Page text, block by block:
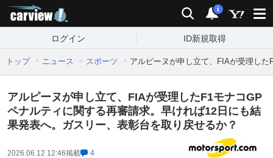
検索 通知
i
ログイン ID新規取得
トップ ニュース スポーツ アルピーヌが申し立て、FIAが受理し
アルピーヌが申し立て、FIAが受理したF1モナコGP
ペナルティに関する再審請求。早ければ12日にも結
果発表へ。ガスリー、表彰台を取り戻せるか？
2026.06.12 12:46掲載 4